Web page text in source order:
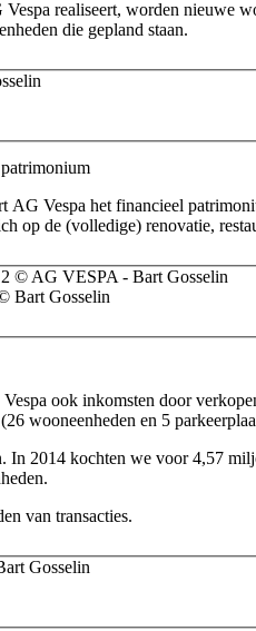
realiseert, worden nieuwe
die gepland staan.
AG Vespa het financieel
op de (volledige) renovatie,
Bart Gosselin
ook inkomsten door
wooneenheden en 5
In 2014 kochten we voor 4,57
van transacties.